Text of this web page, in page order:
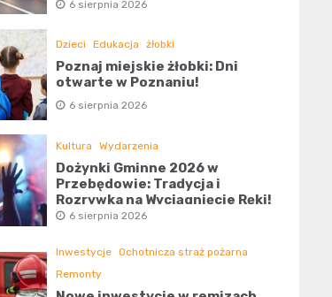
tragedii
6 sierpnia 2026
Dzieci Edukacja żłobki
Poznaj miejskie żłobki: Dni
otwarte w Poznaniu!
6 sierpnia 2026
Kultura Wydarzenia
Dożynki Gminne 2026 w
Przebędowie: Tradycja i
Rozrywka na Wyciągnięcie Ręki!
6 sierpnia 2026
Inwestycje Ochotnicza straż pożarna
Remonty